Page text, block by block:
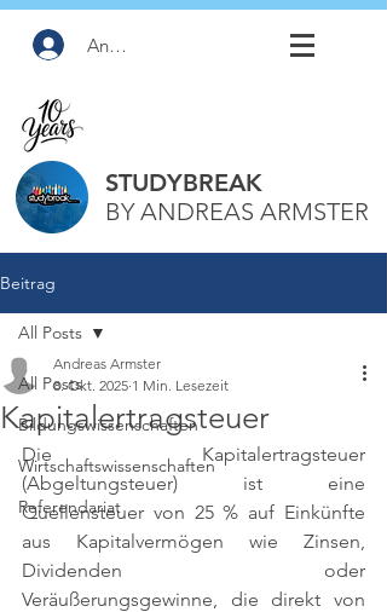
Anmelden
STUDYBREAK
BY ANDREAS ARMSTER
Beitrag
All Posts
Bildungswissenschaften
Wirtschaftswissenschaften
Referendariat
All Posts
Kapitalertragsteuer
Andreas Armster
8. Okt. 2025 1 Min. Lesezeit
Die Kapitalertragsteuer
(Abgeltungsteuer) ist eine
Quellensteuer von 25 % auf Einkünfte
aus Kapitalvermögen wie Zinsen,
Dividenden oder
Veräußerungsgewinne, die direkt von